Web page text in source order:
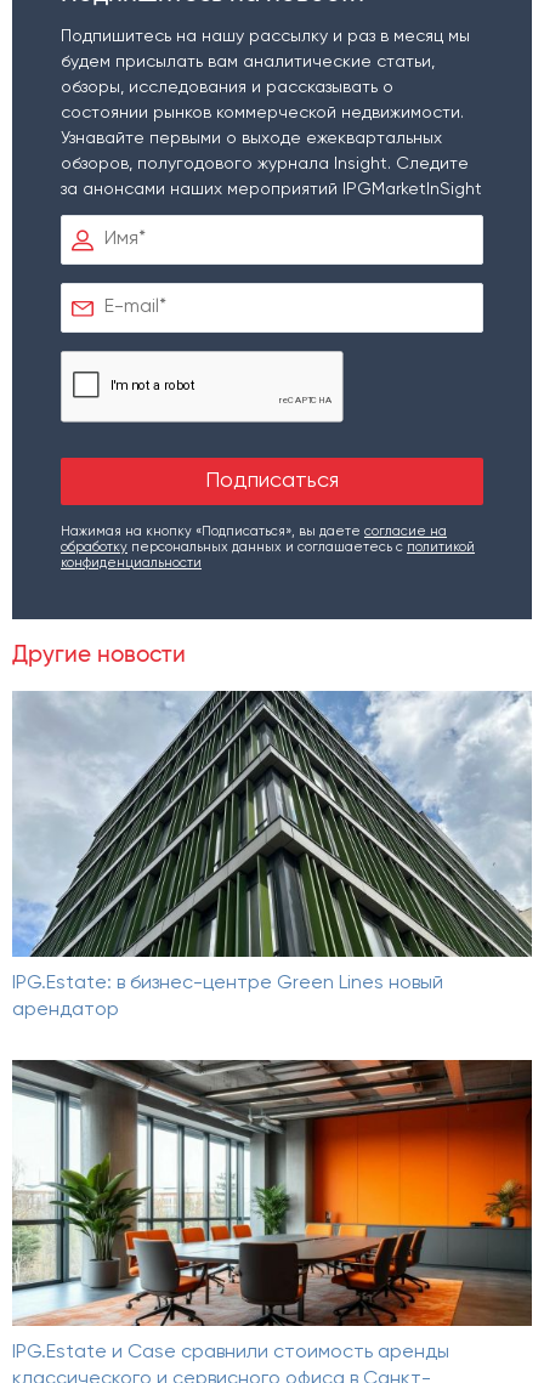
Подпишитесь на нашу рассылку и раз в месяц мы
будем присылать вам аналитические статьи,
обзоры, исследования и рассказывать о
состоянии рынков коммерческой недвижимости.
Узнавайте первыми о выходе ежеквартальных
обзоров, полугодового журнала Insight. Следите
за анонсами наших мероприятий IPGMarketInSight
Нажимая на кнопку «Подписаться», вы даете согласие на
обработку персональных данных и соглашаетесь c политикой
конфиденциальности
Другие новости
IPG.Estate: в бизнес-центре Green Lines новый
арендатор
IPG.Estate и Case сравнили стоимость аренды
классического и сервисного офиса в Санкт-